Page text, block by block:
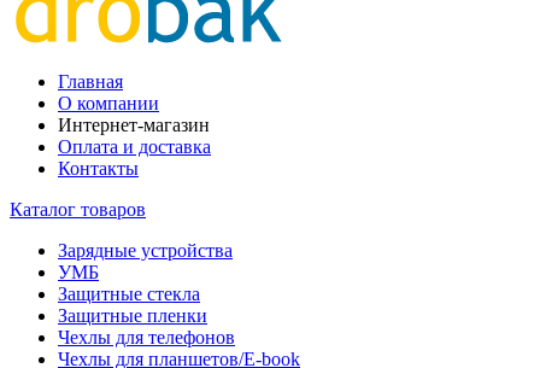
Главная
О компании
Интернет-магазин
Оплата и доставка
Контакты
Каталог товаров
Зарядные устройства
УМБ
Защитные стекла
Защитные пленки
Чехлы для телефонов
Чехлы для планшетов/E-book